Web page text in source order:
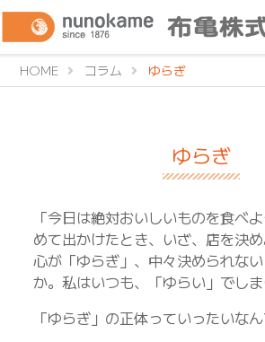
HOME コラム ゆらぎ
ゆらぎ
「今日は絶対おいしいものを食べ
めて出かけたとき、いざ、店を決め
心が「ゆらぎ」、中々決められな
か。私はいつも、「ゆらい」でしま
「ゆらぎ」の正体っていったいなん